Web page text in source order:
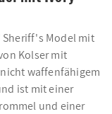
Sheriff's Model mit
Kolser mit
waffenfähigem
ist mit einer
und einer